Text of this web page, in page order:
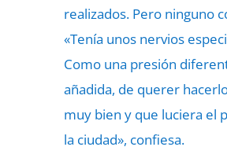
realizados. Pero ninguno
«Tenía unos nervios
Como una presión
añadida, de querer
muy bien y que luciera el
la ciudad», confiesa.